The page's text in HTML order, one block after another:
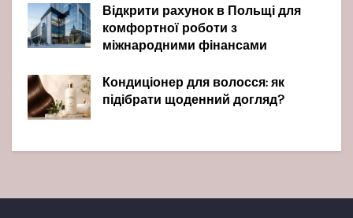
Відкрити рахунок в Польщі для
комфортної роботи з
міжнародними фінансами
Кондиціонер для волосся: як
підібрати щоденний догляд?